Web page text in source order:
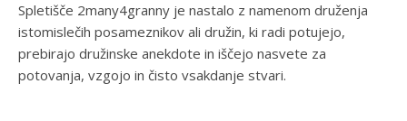
Spletišče 2many4granny je nastalo z namenom druženja
istomislečih posameznikov ali družin, ki radi potujejo,
prebirajo družinske anekdote in iščejo nasvete za
potovanja, vzgojo in čisto vsakdanje stvari.